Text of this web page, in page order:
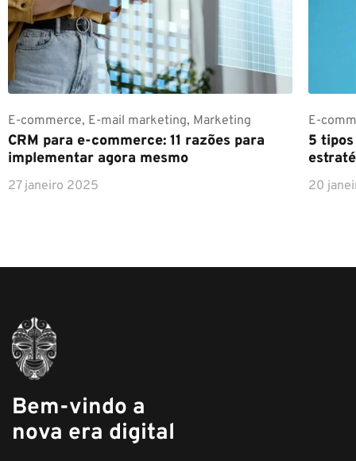
E-commerce, E-mail marketing, Marketing
CRM para e-commerce: 11 razões para
implementar agora mesmo
27 janeiro 2025
E-
5
20
Bem-vindo a
nova era digital